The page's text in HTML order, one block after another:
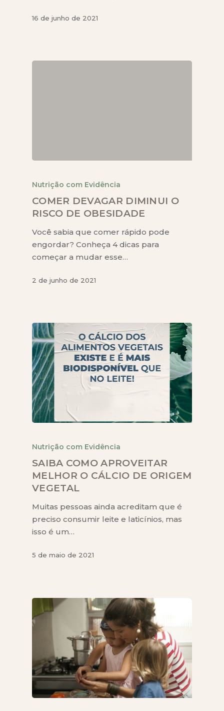
16 de junho de 2021
Nutrição com Evidência
COMER DEVAGAR DIMINUI O
RISCO DE OBESIDADE
Você sabia que comer rápido pode
engordar? Conheça 4 dicas para
começar a mudar esse…
2 de junho de 2021
Nutrição com Evidência
SAIBA COMO APROVEITAR
MELHOR O CÁLCIO DE ORIGEM
VEGETAL
Muitas pessoas ainda acreditam que é
preciso consumir leite e laticínios, mas
isso é um…
5 de maio de 2021